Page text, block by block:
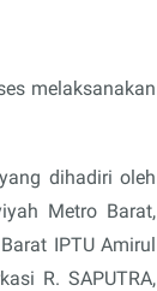
melaksanakan
dihadiri oleh
Metro Barat,
IPTU Amirul
R. SAPUTRA,